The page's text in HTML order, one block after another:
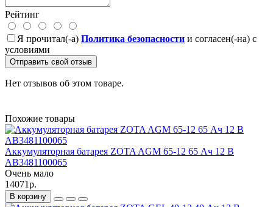
Рейтинг
Я прочитал(-а) Политика безопасности и согласен(-на) с
условиями
Отправить свой отзыв
Нет отзывов об этом товаре.
Похожие товары
Аккумуляторная батарея ZOTA AGM 65-12 65 Ач 12 В
AB3481100065
Очень мало
14071р.
В корзину